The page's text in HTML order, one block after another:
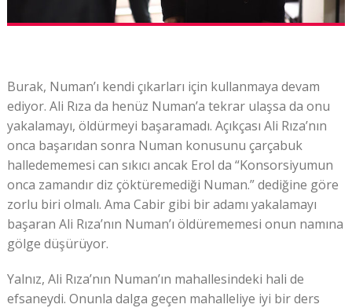
Burak, Numan’ı kendi çıkarları için kullanmaya devam
ediyor. Ali Rıza da henüz Numan’a tekrar ulaşsa da onu
yakalamayı, öldürmeyi başaramadı. Açıkçası Ali Rıza’nın
onca başarıdan sonra Numan konusunu çarçabuk
halledememesi can sıkıcı ancak Erol da “Konsorsiyumun
onca zamandır diz çöktüremediği Numan.” dediğine göre
zorlu biri olmalı. Ama Cabir gibi bir adamı yakalamayı
başaran Ali Rıza’nın Numan’ı öldürememesi onun namına
gölge düşürüyor.
Yalnız, Ali Rıza’nın Numan’ın mahallesindeki hali de
efsaneydi. Onunla dalga geçen mahalleliye iyi bir ders